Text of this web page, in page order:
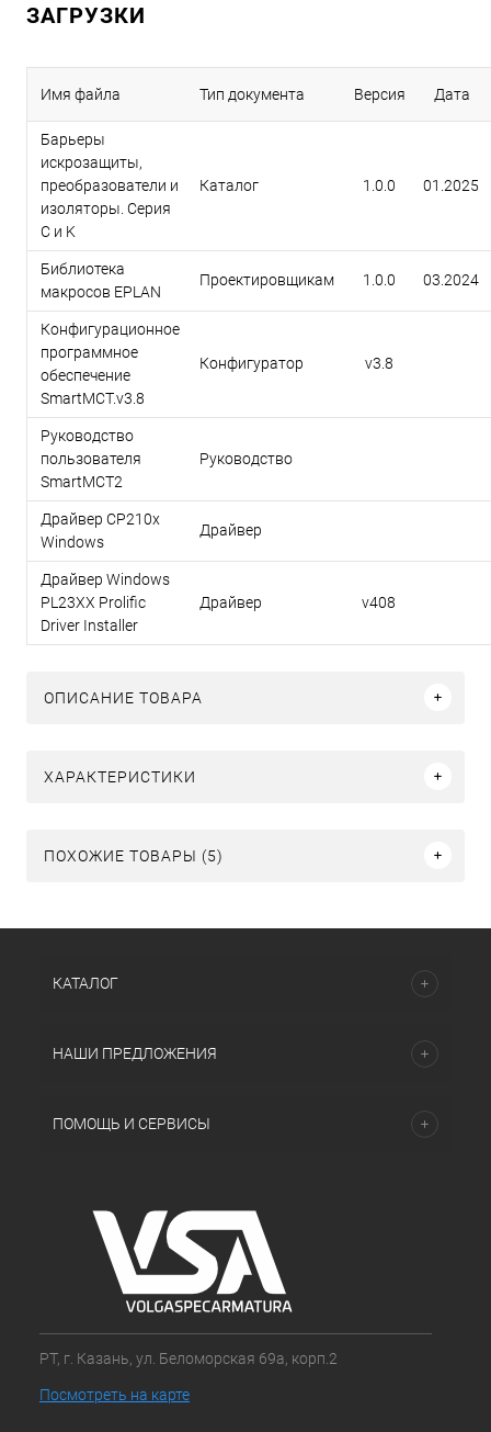
ЗАГРУЗКИ
Имя файла Тип документа Версия Дата
Барьеры
искрозащиты,
преобразователи и
изоляторы. Серия
C и K
Каталог 1.0.0 01.2025
Библиотека
макросов EPLAN
Проектировщикам 1.0.0 03.2024
Конфигурационное
программное
обеспечение
SmartMCT.v3.8
Конфигуратор v3.8
Руководство
пользователя
SmartMCT2
Руководство
Драйвер CP210x
Windows
Драйвер
Драйвер Windows
PL23XX Prolific
Driver Installer
Драйвер v408
ОПИСАНИЕ ТОВАРА
ХАРАКТЕРИСТИКИ
ПОХОЖИЕ ТОВАРЫ (5)
КАТАЛОГ
НАШИ ПРЕДЛОЖЕНИЯ
ПОМОЩЬ И СЕРВИСЫ
РТ, г. Казань, ул. Беломорская 69а, корп.2
Посмотреть на карте